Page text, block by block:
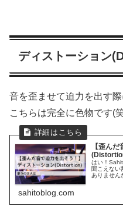
ディストーション
音を歪ませて迫力を出す
こちらは完全に色物です(
【歪ん
はい！
聞こえない
ありません
sahitoblog.com